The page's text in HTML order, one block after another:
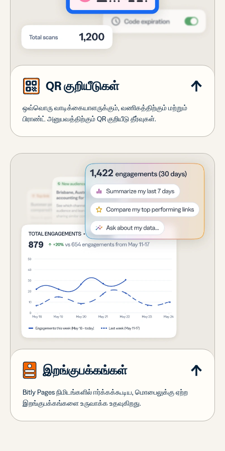
QR குறியீடுகள்
ஒவ்வொரு வாடிக்கையாளருக்கும், வணிகத்திற்கும் மற்றும்
பிராண்ட் அனுபவத்திற்கும் QR குறியீடு தீர்வுகள்.
இறங்குபக்கங்கள்
Bitly Pages நிமிடங்களில் ஈர்க்கக்கூடிய, மொபைலுக்கு ஏற்ற
இறங்குபக்கங்களை உருவாக்க உதவுகிறது.